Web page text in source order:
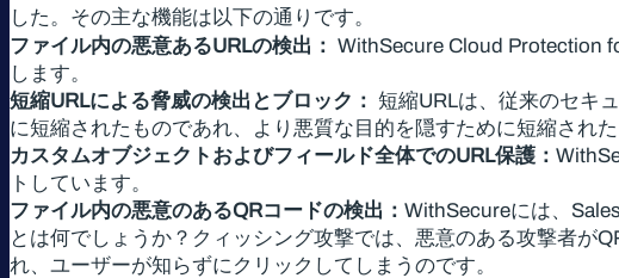
した。その主な機能は以下の通りです。
ファイル内の悪意あるURLの検出： WithSecure Cloud Protection
します。
短縮URLによる脅威の検出とブロック： 短縮URLは、従来のセキ
に短縮されたものであれ、より悪質な目的を隠すために短縮され
カスタムオブジェクトおよびフィールド全体でのURL保護：
トしています。
ファイル内の悪意のあるQRコードの検出： WithSecureには、
とは何でしょうか？クィッシング攻撃では、悪意のある攻撃者が
れ、ユーザーが知らずにクリックしてしまうのです。